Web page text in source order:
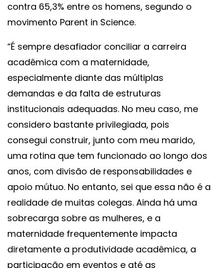
contra 65,3% entre os homens, segundo o
movimento Parent in Science.
“É sempre desafiador conciliar a carreira
acadêmica com a maternidade,
especialmente diante das múltiplas
demandas e da falta de estruturas
institucionais adequadas. No meu caso, me
considero bastante privilegiada, pois
consegui construir, junto com meu marido,
uma rotina que tem funcionado ao longo dos
anos, com divisão de responsabilidades e
apoio mútuo. No entanto, sei que essa não é a
realidade de muitas colegas. Ainda há uma
sobrecarga sobre as mulheres, e a
maternidade frequentemente impacta
diretamente a produtividade acadêmica, a
participação em eventos e até as